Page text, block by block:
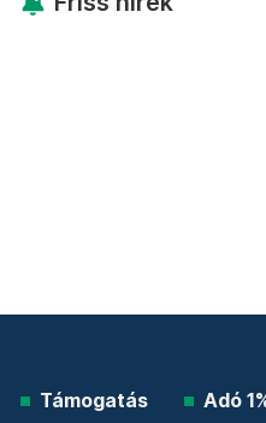
Támogatás Adó